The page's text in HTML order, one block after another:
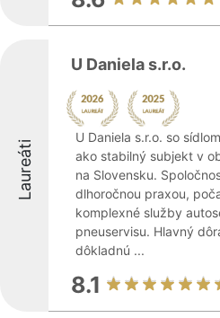
Laureáti
U Daniela s.r.o.
U Daniela s.r.o. so
ako stabilný subjekt v
na Slovensku.
dlhoročnou praxou,
komplexné služby
pneuservisu. Hlavný
dôkladnú ...
8.1